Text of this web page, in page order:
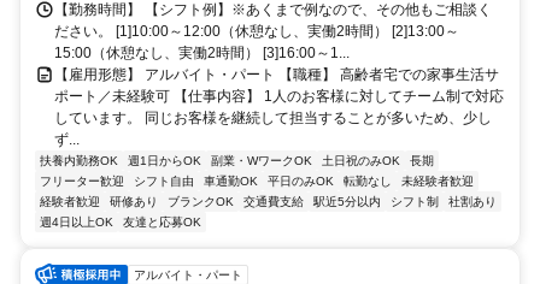
※駅チカ好立地 ・岡山駅から車で10分 ・西大寺駅から西へ車で23分
・総社駅から南東へ車で40分 ・倉敷駅から東へ車で50分 〇車通勤
OK（マイカー通勤可） 1キロ20円支給させていただいています。 駐
車場を使用した場合、実費支給しております 〇駐車場・駐輪場あり
※コインパーキングに一時的に止めていただきますが、後日全額支給
します
【勤務時間】 【シフト例】※あくまで例なので、その他もご相談く
ださい。 [1]10:00～12:00（休憩なし、実働2時間） [2]13:00～
15:00（休憩なし、実働2時間） [3]16:00～1...
【雇用形態】 アルバイト・パート 【職種】 高齢者宅での家事生活サ
ポート／未経験可 【仕事内容】 1人のお客様に対してチーム制で対応
しています。 同じお客様を継続して担当することが多いため、少し
ず...
扶養内勤務OK 週1日からOK 副業・WワークOK 土日祝のみOK
長期
フリーター歓迎
シフト自由 車通勤OK 平日のみOK 転勤なし
未経験者歓迎
経験者歓迎
研修あり ブランクOK 交通費支給 駅近5分以内 シフト制
社割あり
週4日以上OK
友達と応募OK
アルバイト・パート